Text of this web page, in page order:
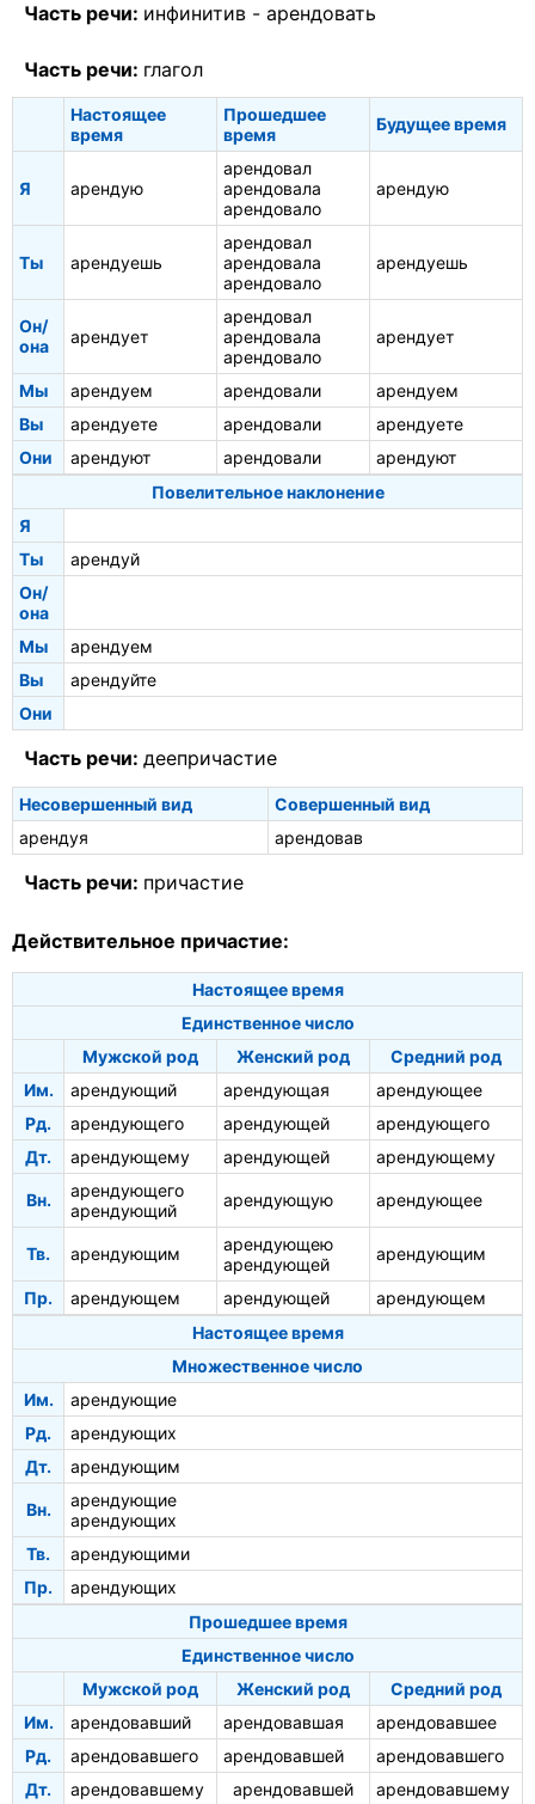
Часть речи: инфинитив - арендовать
Часть речи: глагол
Настоящее
время
Прошедшее
время
Будущее время
Я арендую
арендовал
арендовала
арендовало
арендую
Ты арендуешь
арендовал
арендовала
арендовало
арендуешь
Он/
она
арендует
арендовал
арендовала
арендовало
арендует
Мы арендуем арендовали
арендуем
Вы
арендуете арендовали
арендуете
Они
арендуют арендовали
арендуют
Повелительное наклонение
Я
Ты
арендуй
Он/
она
Мы
арендуем
Вы
арендуйте
Они
Часть речи: деепричастие
Несовершенный вид
Совершенный вид
арендуя
арендовав
Часть речи: причастие
Действительное причастие:
Настоящее время
Единственное число
Мужской род
Женский род
Средний род
Им.
арендующий арендующая
арендующее
Рд.
арендующего арендующей
арендующего
Дт.
арендующему арендующей арендующему
Вн.
арендующего
арендующий
арендующую арендующее
Тв. арендующим
арендующею
арендующей
арендующим
Пр. арендующем арендующей
арендующем
Настоящее время
Множественное число
Им.
арендующие
Рд.
арендующих
Дт.
арендующим
Вн.
арендующие
арендующих
Тв.
арендующими
Пр.
арендующих
Прошедшее время
Единственное число
Мужской род
Женский род
Средний род
Им.
арендовавший арендовавшая
арендовавшее
Рд.
арендовавшего арендовавшей
арендовавшего
Дт.
арендовавшему арендовавшей арендовавшему